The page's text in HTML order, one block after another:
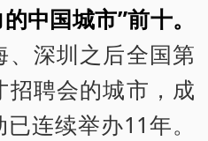
中国城市”前十。
深圳之后全国第
招聘会的城市，成
连续举办11年。